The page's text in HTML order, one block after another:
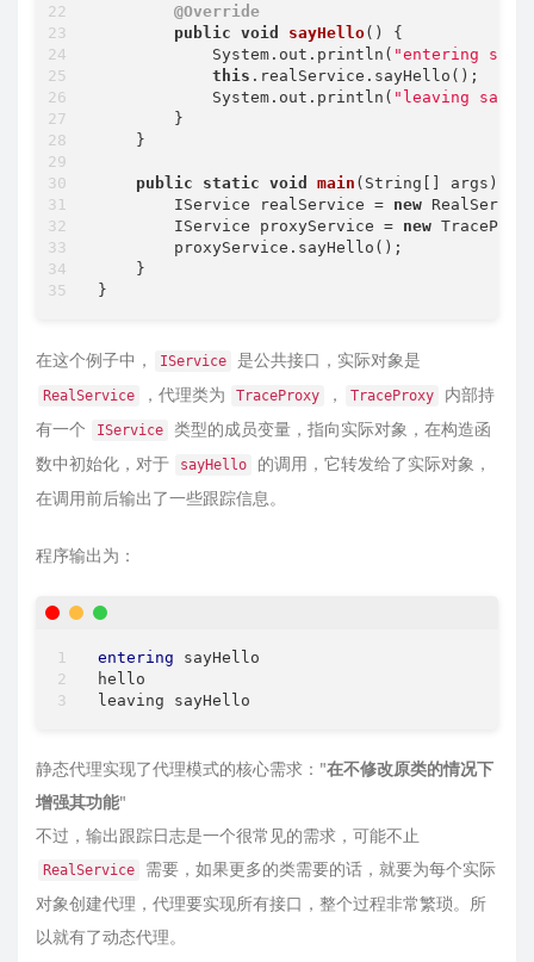
@Override
public void sayHello()
{
            System.out.println(
"entering
this .realService.sayHello();
            System.out.println(
"leaving
        }
    }
public static void main (String[] args)
        IService realService =
new
        IService proxyService =
new
        proxyService.sayHello();
    }
在这个例子中， IService 是公共接口，实际对象是
RealService ，代理类为 TraceProxy ， TraceProxy
内部持
有一个
IService
类型的成员变量，指向实际对象，在构造函
数中初始化，对于
sayHello
的调用，它转发给了实际对象，
在调用前后输出了一些跟踪信息。
程序输出为：
entering sayHello
hello
静态代理实现了代理模式的核心需求："在不修改原类的情况下
增强其功能"
不过，输出跟踪日志是一个很常见的需求，可能不止
RealService
需要，如果更多的类需要的话，就要为每个实际
对象创建代理，代理要实现所有接口，整个过程非常繁琐。所
以就有了动态代理。